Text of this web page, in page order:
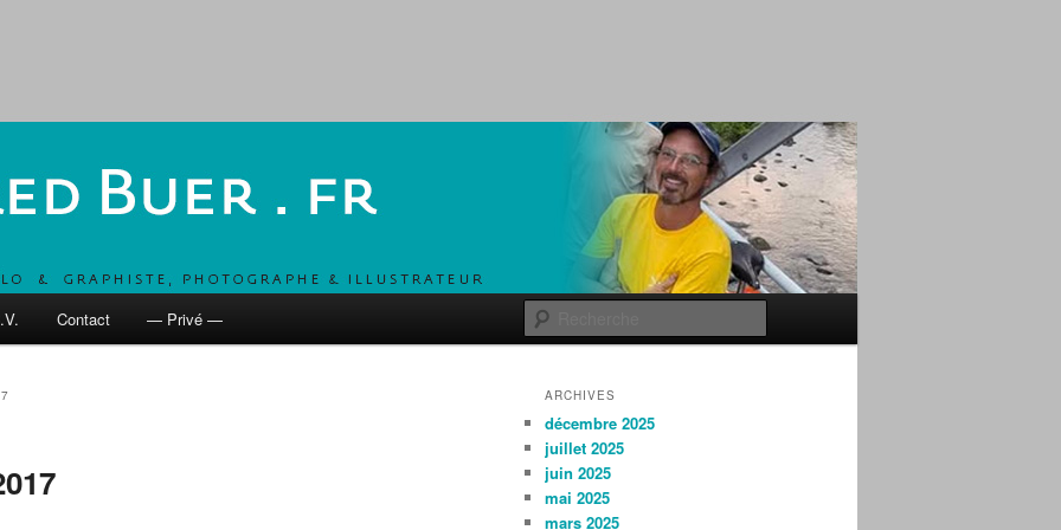
fr
UN COMBO POUR DÉVELOPPER LES MOBILITÉS ACTIVES
Contact — Privé —
ARCHIVES
décembre 2025
juillet 2025
juin 2025
mai 2025
mars 2025